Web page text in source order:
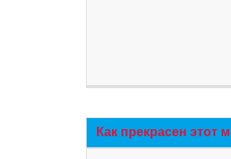
Как прекрасен этот